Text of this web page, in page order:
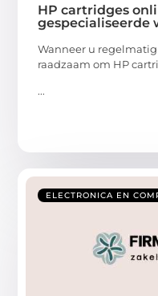
HP cartridges
gespecialiseerde
Wanneer u
raadzaam om HP
...
ELECTRONICA EN